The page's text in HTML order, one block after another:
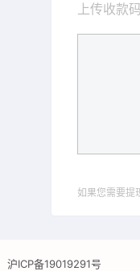
上传收款码
如果您需要提
沪ICP备19019291号